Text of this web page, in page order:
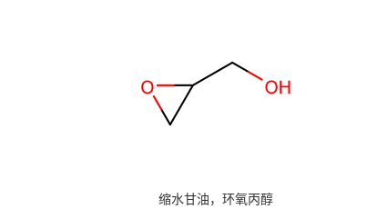
缩水甘油，环氧丙醇